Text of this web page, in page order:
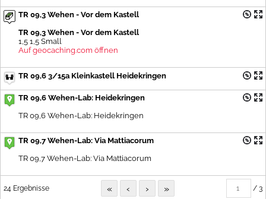
TR 09,3 Wehen - Vor dem Kastell
TR 09,3 Wehen - Vor dem Kastell
1,5 1,5 Small
Auf geocaching.com öffnen
TR 09,6 3/15a Kleinkastell Heidekringen
TR 09,6 Wehen-Lab: Heidekringen
TR 09,6 Wehen-Lab: Heidekringen
TR 09,7 Wehen-Lab: Via Mattiacorum
TR 09,7 Wehen-Lab: Via Mattiacorum
24 Ergebnisse « ‹ › » / 3